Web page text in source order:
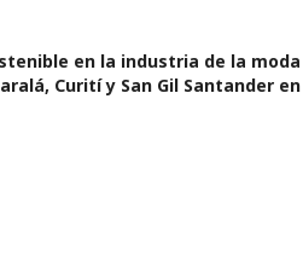
en la industria de la
Curití y San Gil Santander